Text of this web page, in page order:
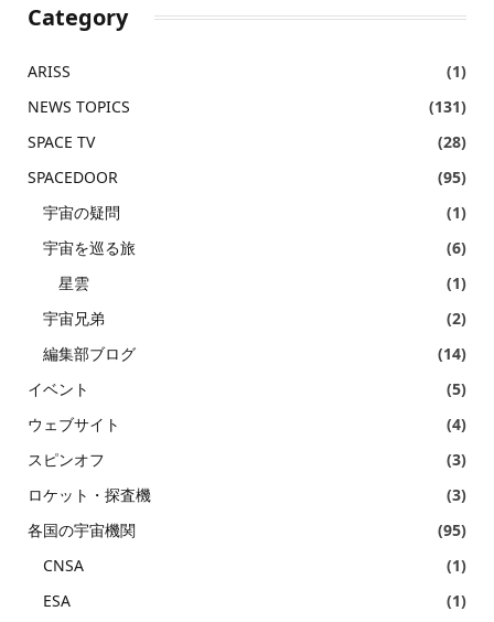
Category
ARISS
(1)
NEWS TOPICS
(131)
SPACE TV
(28)
SPACEDOOR
(95)
宇宙の疑問
(1)
宇宙を巡る旅
(6)
星雲
(1)
宇宙兄弟
(2)
編集部ブログ
(14)
イベント
(5)
ウェブサイト
(4)
スピンオフ
(3)
ロケット・探査機
(3)
各国の宇宙機関
(95)
CNSA
(1)
ESA
(1)